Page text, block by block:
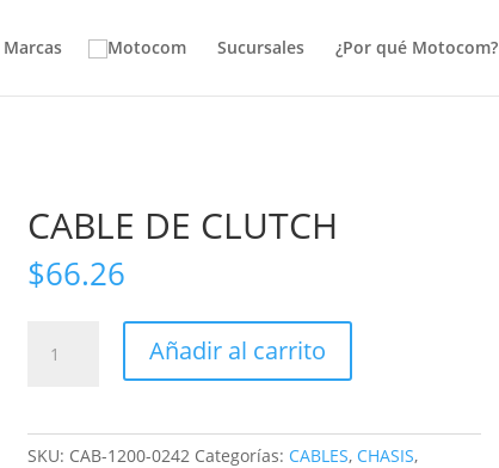
Marcas Sucursales ¿Por qué Motocom?
CABLE DE CLUTCH
$66.26
Añadir al carrito
SKU: CAB-1200-0242 Categorías: CABLES, CHASIS,